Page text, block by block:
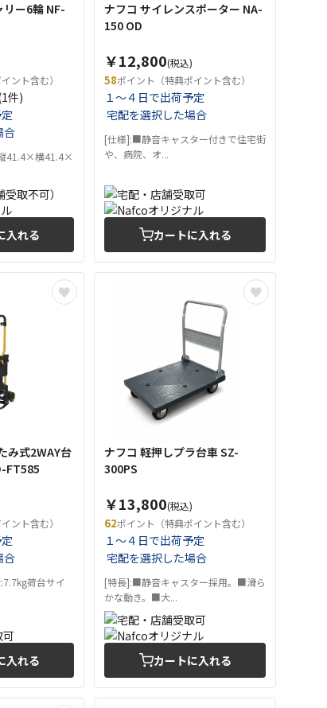
ー6輪 NF-
ント含む）
件)
合
41.4×横41.4×
入れる
ナフコ サイレンスポーター NA-
150 OD
￥12,800(税込)
58ポイント（特典ポイント含む）
１～４日で出荷予定
宅配を選択した場合
[仕様]:■静音キャスター付きで住宅街
や、病院、オ...
カートに入れる
み式2WAY台
FT585
ント含む）
合
荷台サイ
入れる
ナフコ 軽押しプラ台車 SZ-
300PS
￥13,800(税込)
62ポイント（特典ポイント含む）
１～４日で出荷予定
宅配を選択した場合
[特長]:■静音キャスター採用。■滑ら
かな動き。■大...
カートに入れる